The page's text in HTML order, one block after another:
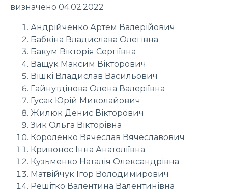
визначено 04.02.2022
Андрійченко Артем Валерійович
Бабкіна Владислава Олегівна
Бакум Вікторія Сергіївна
Ващук Максим Вікторович
Вішкі Владислав Васильович
Гайнутдінова Олена Валеріївна
Гусак Юрій Миколайович
Жилюк Денис Вікторович
Зик Ольга Вікторівна
Короленко Вячеслав Вячеславович
Кривонос Інна Анатоліївна
Кузьменко Наталія Олександрівна
Матвійчук Ігор Володимирович
Решітко Валентина Валентинівна